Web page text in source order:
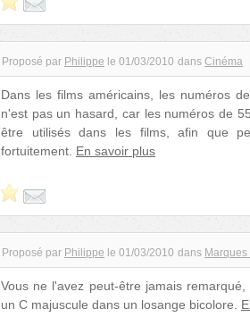
Proposé par Philippe le 01/03/2010 dans Cinéma
Dans les films américains, les numéros
n'est pas un hasard, car les numéros de
être utilisés dans les films, afin que
fortuitement. En savoir plus
Proposé par Philippe le 01/03/2010 dans
Vous ne l'avez peut-être jamais
un C majuscule dans un losange bicolore.